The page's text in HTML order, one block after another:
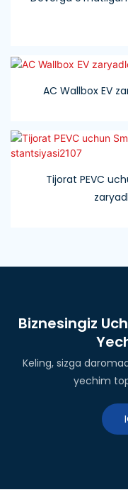
AC Wallbox EV
Tijorat PEVC
Biznesingiz
Keling, sizga
yechim